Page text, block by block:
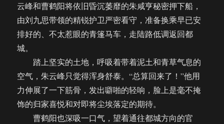
云峰和曹鹤阳将依旧昏沉萎靡的朱咸亨秘密押下船，
由刘九思带领的精锐护卫严密看守，准备换乘早已安
排好的、不太惹眼的青篷马车，走陆路低调返回都
城。
踏上坚实的土地，呼吸着带着泥土和青草气息的
空气，朱云峰只觉得浑身舒泰。“总算回来了！”他用
力伸展了一下筋骨，发出噼啪的轻响，脸上是毫不掩
饰的归家喜悦和对即将尘埃落定的期待。
曹鹤阳也深吸一口气，望着通往都城方向的官